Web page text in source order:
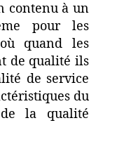
contenu à un
pour les
quand les
de qualité ils
de service
du
de la qualité